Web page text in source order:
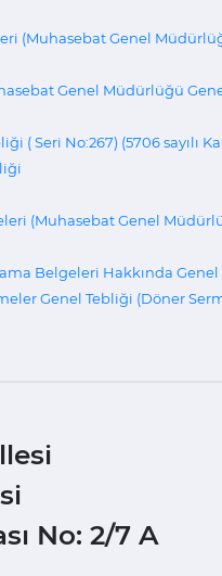
(Muhasebat Genel
Genel Müdürlüğü
( Seri No:267) (5706
(Muhasebat Genel
Belgeleri Hakkında Genel
Genel Tebliği (Döner
No: 2/7 A